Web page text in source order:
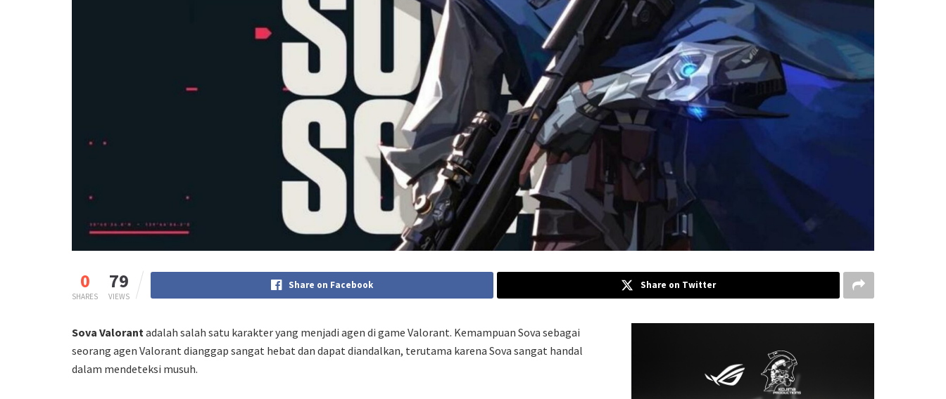
0
SHARES
79
VIEWS
Share on Facebook Share on Twitter
Sova Valorantadalah salah satu karakter yang menjadi agen di game Valorant. Kemampuan Sova sebagai
seorang agen Valorant dianggap sangat hebat dan dapat diandalkan, terutama karena Sova sangat handal
dalam mendeteksi musuh.